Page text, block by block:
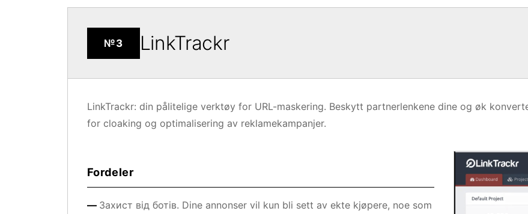
№3 LinkTrackr
LinkTrackr: din pålitelige verktøy for URL-maskering. Beskytt partnerlenkene dine og øk
for cloaking og optimalisering av reklamekampanjer.
Fordeler
Захист від ботів. Dine annonser vil kun bli sett av ekte kjøpere, noe som